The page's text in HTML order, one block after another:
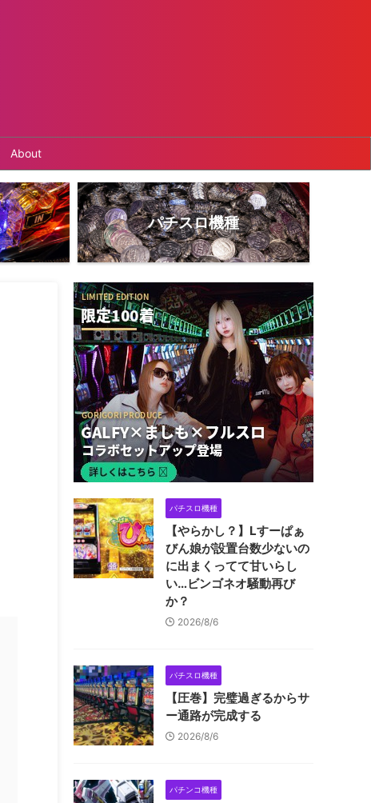
About
パチスロ機種
パチスロ機種
【やらかし？】Lすーぱぁ
びん娘が設置台数少ないの
に出まくってて甘いらし
い…ビンゴネオ騒動再び
か？
2026/8/6
パチスロ機種
【圧巻】完璧過ぎるからサ
ー通路が完成する
2026/8/6
パチンコ機種